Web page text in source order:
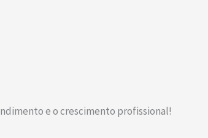
e o crescimento profissional!